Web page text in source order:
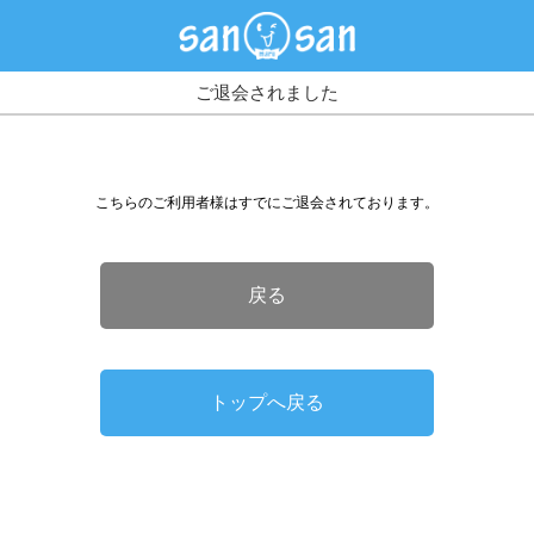
ご退会されました
こちらのご利用者様はすでにご退会されております。
戻る
トップへ戻る